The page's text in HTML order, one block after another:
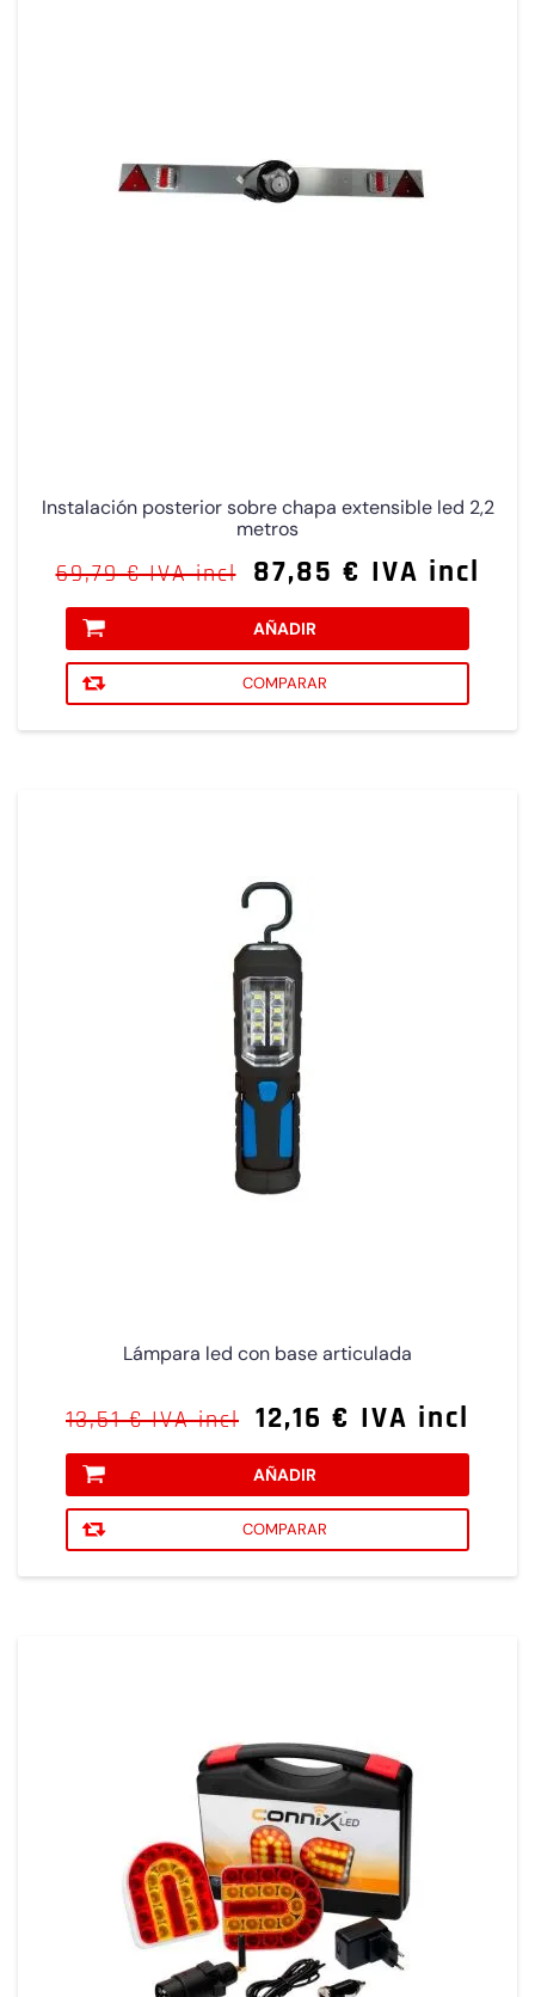
Instalación posterior sobre chapa extensible led 2,2
metros
69,79 € IVA incl 87,85 € IVA incl
AÑADIR
COMPARAR
Lámpara led con base articulada
13,51 € IVA incl 12,16 € IVA incl
AÑADIR
COMPARAR